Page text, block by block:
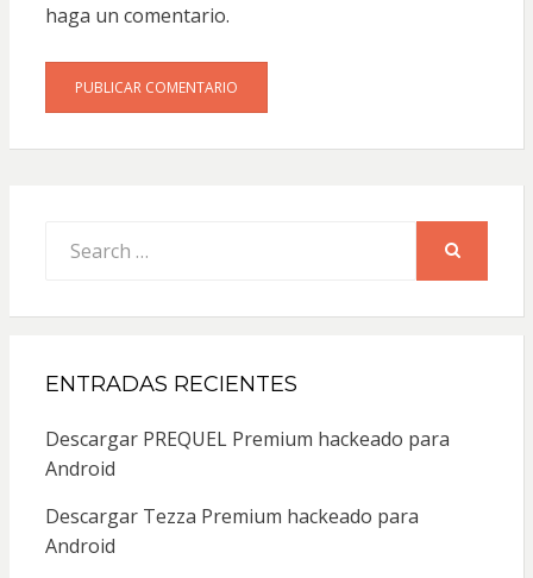
haga un comentario.
for:
ENTRADAS RECIENTES
Descargar PREQUEL Premium hackeado para
Android
Descargar Tezza Premium hackeado para
Android